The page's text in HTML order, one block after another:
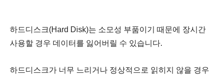
하드디스크(Hard Disk)는 소모성 부품이기 때문에 장시간
사용할 경우 데이터를 잃어버릴 수 있습니다.
하드디스크가 너무 느리 거나 정상적으로 읽히지 않을 경우